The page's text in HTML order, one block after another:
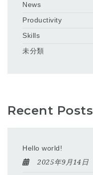
News
Productivity
Skills
未分類
Recent Posts
Hello world!
2025年9月14日